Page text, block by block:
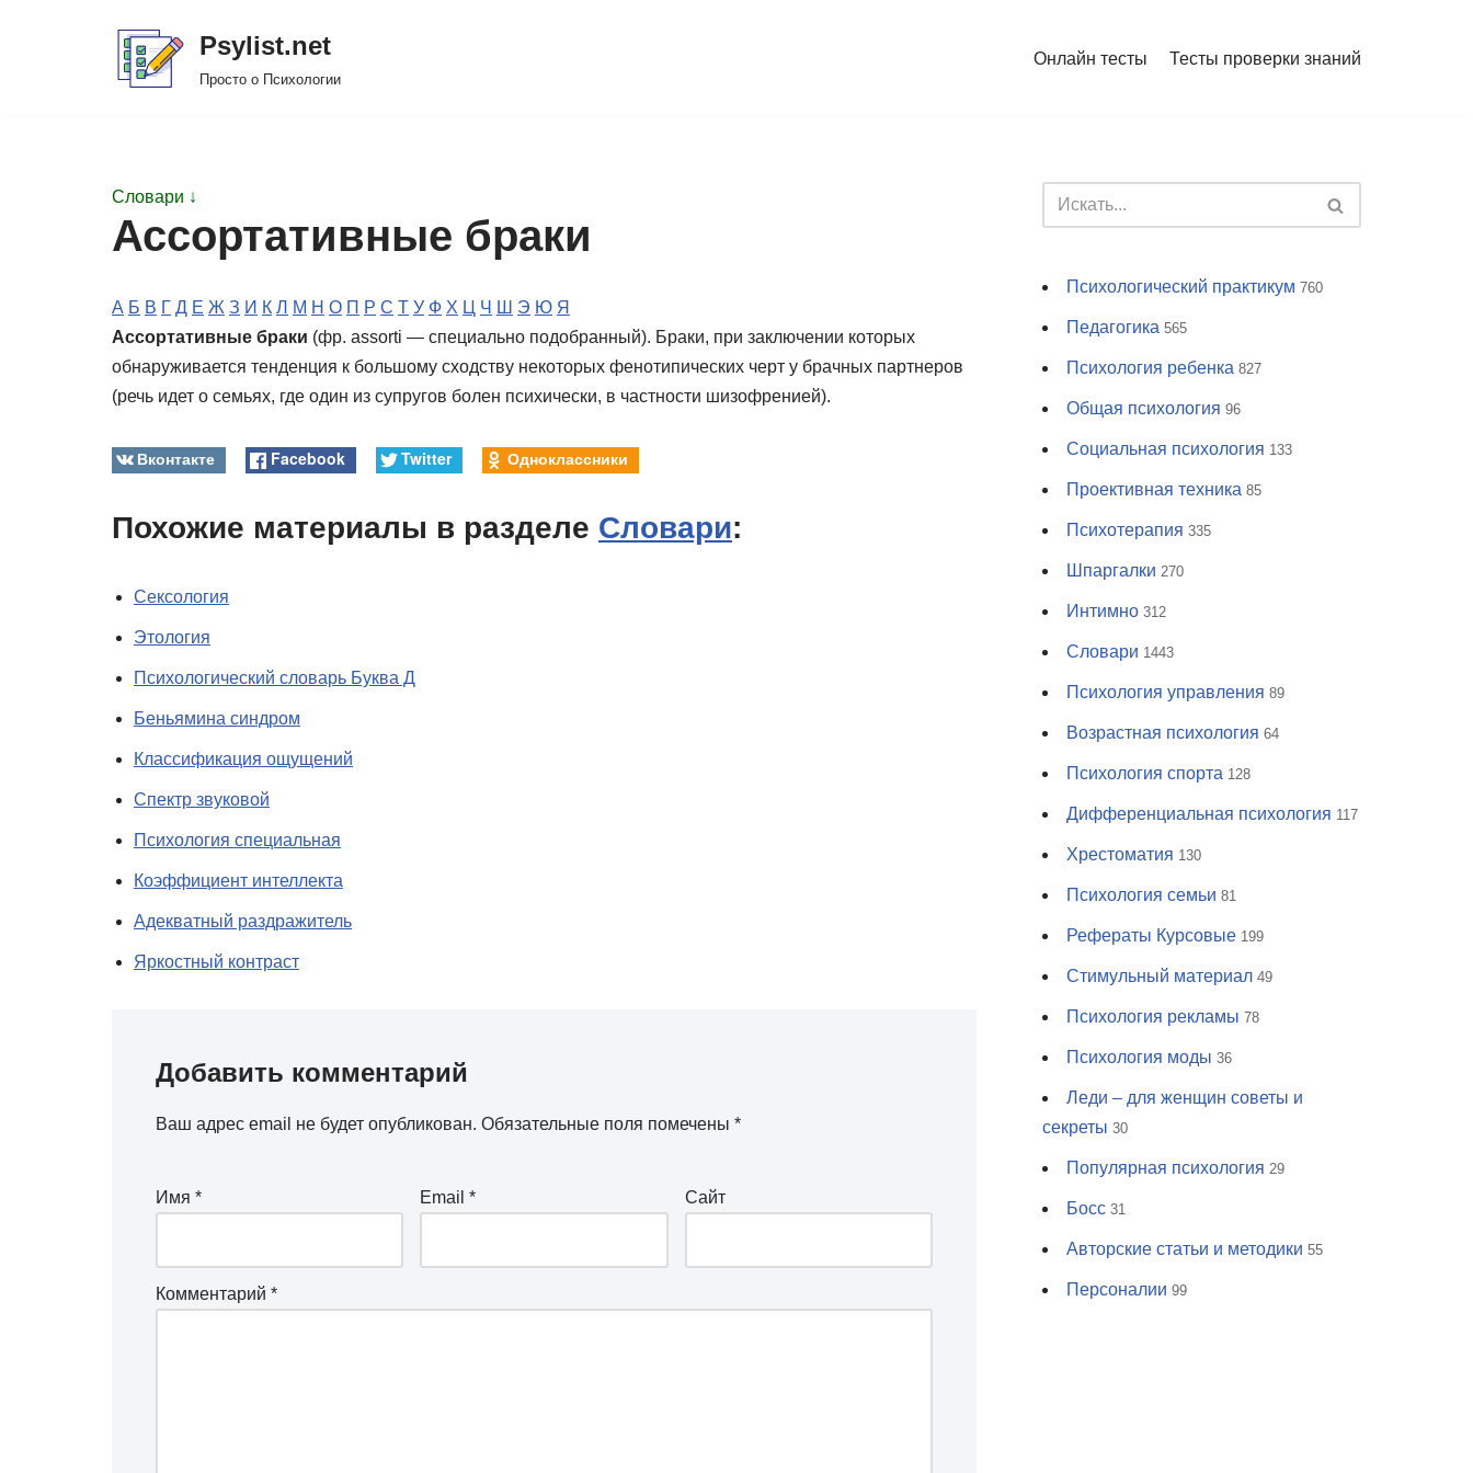
Psylist.net
Просто о Психологии
Онлайн тесты Тесты проверки знаний
Словари ↓
Ассортативные браки
А Б В Г Д Е Ж З И К Л М Н О П Р С Т У Ф Х Ц Ч Ш Э Ю Я
Ассортативные браки (фр. assorti — специально подобранный). Браки, при заключении которых
обнаруживается тенденция к большому сходству некоторых фенотипических черт у брачных партнеров
(речь идет о семьях, где один из супругов болен психически, в частности шизофренией).
Вконтакте Facebook Twitter Одноклассники
Похожие материалы в разделе Словари:
Сексология
Этология
Психологический словарь Буква Д
Беньямина синдром
Классификация ощущений
Спектр звуковой
Психология специальная
Коэффициент интеллекта
Адекватный раздражитель
Яркостный кoнтраст
Добавить комментарий
Ваш адрес email не будет опубликован. Обязательные поля помечены *
Имя * Email* Сайт
Комментарий *
Психологический практикум 760
Педагогика 565
Психология ребенка 827
Общая психология 96
Социальная психология 133
Проективная техника 85
Психотерапия 335
Шпаргалки 270
Интимно 312
Словари 1443
Психология управления 89
Возрастная психология 64
Психология спорта 128
Дифференциальная психология 117
Хрестоматия 130
Психология семьи 81
Рефераты Курсовые 199
Стимульный материал 49
Психология рекламы 78
Психология моды 36
Леди – для женщин советы и
секреты 30
Популярная психология 29
Босс 31
Авторские статьи и методики 55
Персоналии 99